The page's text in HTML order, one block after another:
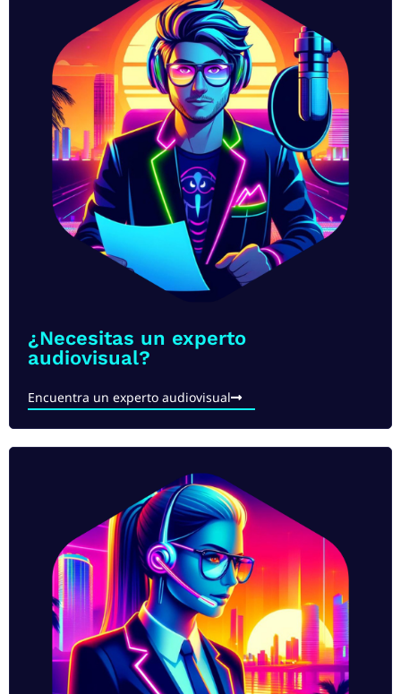
¿Necesitas un experto
audiovisual?
Encuentra un experto audiovisual